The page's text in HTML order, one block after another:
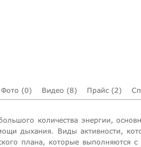
Фото (0) Видео (8) Прайс (2)
количества энергии,
дыхания. Виды активности,
плана, которые выполняются